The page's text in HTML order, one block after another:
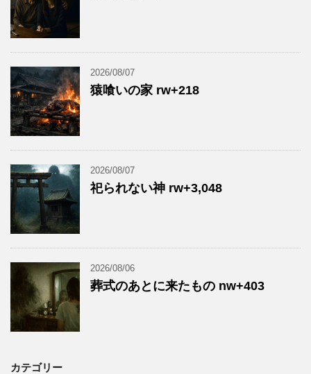
2026/08/07
猿喰いの家 rw+218
2026/08/07
祀られない神 rw+3,048
2026/08/06
葬式のあとに来たもの nw+403
カテゴリー